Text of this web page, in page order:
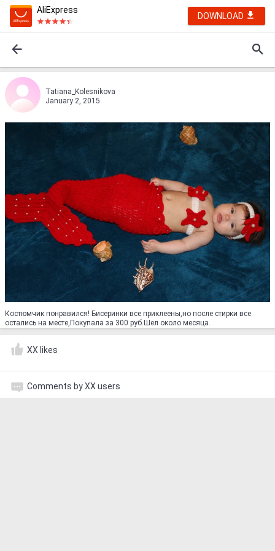
AliExpress
DOWNLOAD
Tatiana_Kolesnikova
January 2, 2015
Костюмчик понравился! Бисеринки все приклеены,но после стирки все
остались на месте,Покупала за 300 руб.Шел около месяца.
XX likes
Comments by XX users